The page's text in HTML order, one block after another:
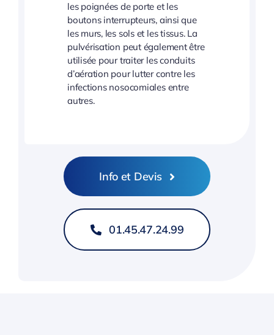
les poignées de porte et les
boutons interrupteurs, ainsi que
les murs, les sols et les tissus. La
pulvérisation peut également être
utilisée pour traiter les conduits
d’aération pour lutter contre les
infections nosocomiales entre
autres.
Info et Devis
01.45.47.24.99